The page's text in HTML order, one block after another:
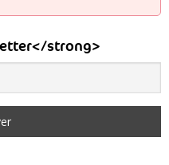
strong>